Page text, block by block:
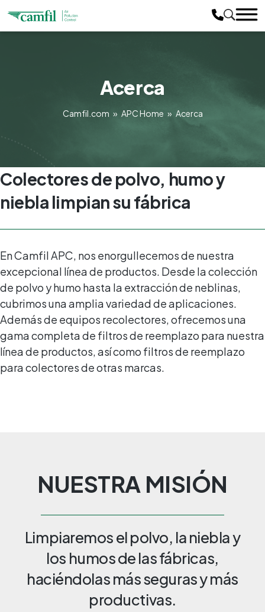
Acerca
Camfil.com » APC Home » Acerca
Colectores de polvo, humo y
niebla limpian su fábrica
En Camfil APC, nos enorgullecemos de nuestra
excepcional línea de productos. Desde la colección
de polvo y humo hasta la extracción de neblinas,
cubrimos una amplia variedad de aplicaciones.
Además de equipos recolectores, ofrecemos una
gama completa de filtros de reemplazo para nuestra
línea de productos, así como filtros de reemplazo
para colectores de otras marcas.
NUESTRA MISIÓN
Limpiaremos el polvo, la niebla y
los humos de las fábricas,
haciéndolas más seguras y más
productivas.